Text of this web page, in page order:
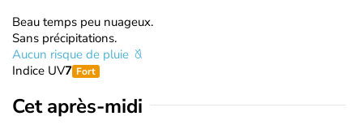
Beau temps peu nuageux.
Sans précipitations.
Aucun risque de pluie
Indice UV7 Fort
Cet après-midi